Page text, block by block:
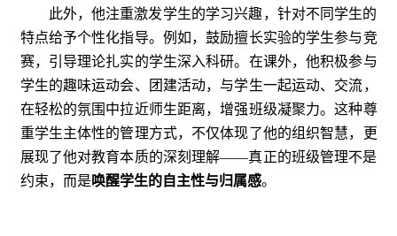
此外，他注重激发学生的学习兴趣，针对不同学生的
特点给予个性化指导。例如，鼓励擅长实验的学生参与竞
赛，引导理论扎实的学生深入科研。在课外，他积极参与
学生的趣味运动会、团建活动，与学生一起运动、交流，
在轻松的氛围中拉近师生距离，增强班级凝聚力。这种尊
重学生主体性的管理方式，不仅体现了他的组织智慧，更
展现了他对教育本质的深刻理解——真正的班级管理不是
约束，而是唤醒学生的自主性与归属感。